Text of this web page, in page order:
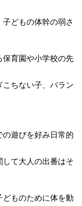
どもの体幹の弱さ
保育園や小学校の先
ちない子、バラン
の遊びを好み日常的
て大人の出番はそ
どものために体を動